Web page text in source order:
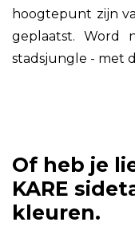
hoogtepunt zijn
geplaatst. Word
stadsjungle - met
Of heb je
KARE
kleuren.